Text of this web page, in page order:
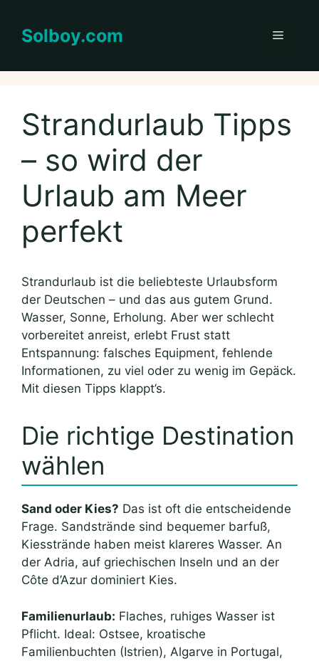
Inhalt
springenSolboy.com Menü
Strandurlaub Tipps
– so wird der
Urlaub am Meer
perfekt
Strandurlaub ist die beliebteste Urlaubsform
der Deutschen – und das aus gutem Grund.
Wasser, Sonne, Erholung. Aber wer schlecht
vorbereitet anreist, erlebt Frust statt
Entspannung: falsches Equipment, fehlende
Informationen, zu viel oder zu wenig im Gepäck.
Mit diesen Tipps klappt’s.
Die richtige Destination
wählen
Sand oder Kies? Das ist oft die entscheidende
Frage. Sandstrände sind bequemer barfuß,
Kiesstrände haben meist klareres Wasser. An
der Adria, auf griechischen Inseln und an der
Côte d’Azur dominiert Kies.
Familienurlaub: Flaches, ruhiges Wasser ist
Pflicht. Ideal: Ostsee, kroatische
Familienbuchten (Istrien), Algarve in Portugal,